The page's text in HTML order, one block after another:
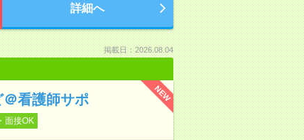
詳細へ
掲載日：2026.08.04
NEW
＠看護師サポ
面接OK